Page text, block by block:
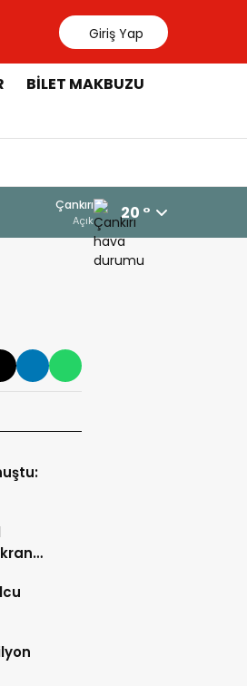
Giriş Yap
BILET MAKBUZU
Çankırı
Açık 20 °